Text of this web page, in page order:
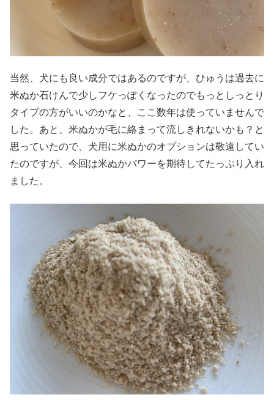
当然、犬にも良い成分ではあるのですが、ひゅうは過去に
米ぬか石けんで少しフケっぽくなったのでもっとしっとり
タイプの方がいいのかなと、ここ数年は使っていませんで
した。あと、米ぬかが毛に絡まって流しきれないかも？と
思っていたので、犬用に米ぬかのオプションは敬遠してい
たのですが、今回は米ぬかパワーを期待してたっぷり入れ
ました。